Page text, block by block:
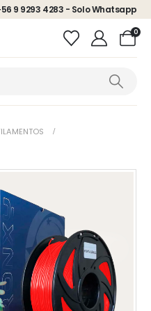
9 9293 4283 - Solo Whatsapp
0